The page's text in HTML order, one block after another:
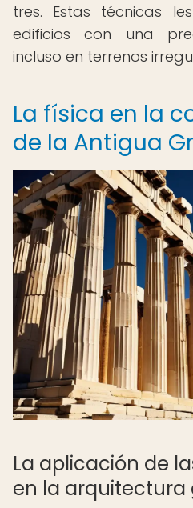
tres. Estas técnicas
edificios con una
incluso en terrenos
La física en la
de la Antigua
La aplicación de
en la arquitectura